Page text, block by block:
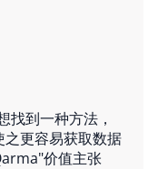
找到一种方法，
更容易获取数据
价值主张